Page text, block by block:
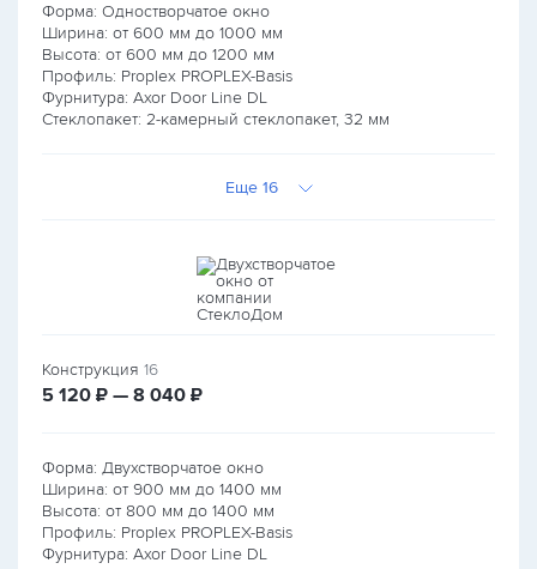
Форма: Одностворчатое окно
Ширина: от 600 мм до 1000 мм
Высота: от 600 мм до 1200 мм
Профиль: Proplex PROPLEX-Basis
Фурнитура: Axor Door Line DL
Стеклопакет: 2-камерный стеклопакет, 32 мм
Еще 16
Конструкция 16
5 120 руб.
₽ — 8 040 руб.
₽
Форма: Двухстворчатое окно
Ширина: от 900 мм до 1400 мм
Высота: от 800 мм до 1400 мм
Профиль: Proplex PROPLEX-Basis
Фурнитура: Axor Door Line DL